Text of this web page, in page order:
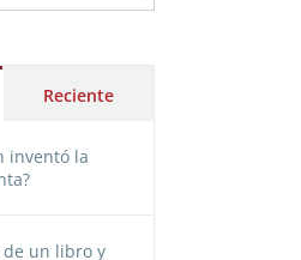
Reciente
inventó la
de un libro y